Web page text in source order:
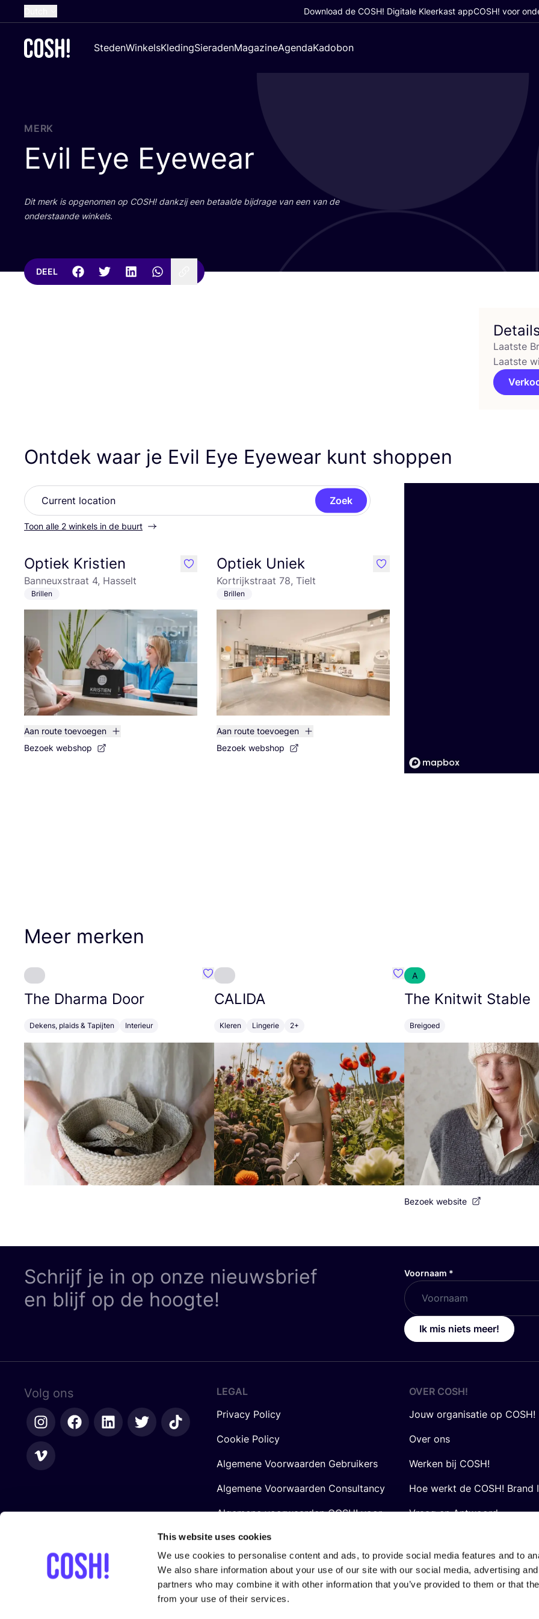
This website uses cookies
We use cookies to personalise content and ads, to provide social media features and to
We also share information about your use of our site with our social media, advertising
partners who may combine it with other information that you’ve provided to them or that
from your use of their services.
French
Croatian
Download de COSH! Digitale Kleerkast appCOSH! voor
StedenWinkelsKledingSieradenMagazineAgendaKadobon
MERK
Evil Eye Eyewear
Dit merk is opge­no­men op COSH! dank­zij een betaal­de bij­dra­ge van een van de
onder­staan­de winkels.
DEEL
Laatste
Laatste
Ontdek waar je Evil Eye Eyewear kunt shoppen
Zoek
Toon alle 2 winkels in de buurt
Optiek Kristien
Banneuxstraat 4, Hasselt
Brillen
Aan route toevoegen
Bezoek webshop
like Optiek Uniek
Kortrijkstraat 78, Tielt
Brillen
Aan route toevoegen
Bezoek webshop
like
Meer merken
The Dharma Door
Dekens, plaids & Tapijten Interieur
Favoriete {naam}
CALIDA
Kleren Lingerie 2+
Favoriete {naam}
A
The Knitwit Stable
Breigoed
Bezoek website
Schrijf je in op onze nieuwsbrief
en blijf op de hoogte!
Voornaam *
Ik mis niets meer!
Volg ons
LEGAL
Privacy Policy
Cookie Policy
Algemene Voorwaarden Gebruikers
Algemene Voorwaarden Consultancy
Algemene voorwaarden COSH! voor
OVER COSH!
Jouw organisatie op COSH!
Over ons
Werken bij COSH!
Hoe werkt de COSH! Brand
Vraag en Antwoord